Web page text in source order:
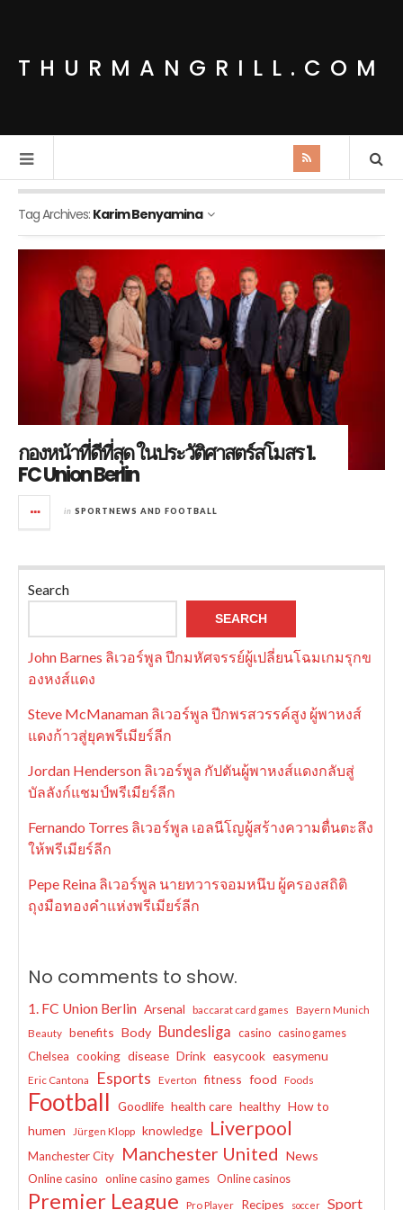
THURMANGRILL.COM
Tag Archives: Karim Benyamina
กองหน้าที่ดีที่สุด ในประวัติศาสตร์สโมสร 1.
FC Union Berlin
in SPORTNEWS AND FOOTBALL
Search
SEARCH
John Barnes ลิเวอร์พูล ปีกมหัศจรรย์ผู้เปลี่ยนโฉมเกมรุกข
องหงส์แดง
Steve McManaman ลิเวอร์พูล ปีกพรสวรรค์สูง ผู้พาหงส์
แดงก้าวสู่ยุคพรีเมียร์ลีก
Jordan Henderson ลิเวอร์พูล กัปตันผู้พาหงส์แดงกลับสู่
บัลลังก์แชมป์พรีเมียร์ลีก
Fernando Torres ลิเวอร์พูล เอลนีโญผู้สร้างความตื่นตะลึง
ให้พรีเมียร์ลีก
Pepe Reina ลิเวอร์พูล นายทวารจอมหนึบ ผู้ครองสถิติ
ถุงมือทองคำแห่งพรีเมียร์ลีก
No comments to show.
1. FC Union Berlin Arsenal baccarat card games
Bayern Munich
Beauty
benefits Body Bundesliga casino casino games
Chelsea cooking disease Drink easycook easymenu
Eric Cantona Esports Everton fitness food Foods
Football Goodlife health care healthy How to
humen
Jürgen Klopp knowledge Liverpool
Manchester City Manchester United News
Online casino online casino games Online casinos
Premier League Pro Player Recipes soccer Sport